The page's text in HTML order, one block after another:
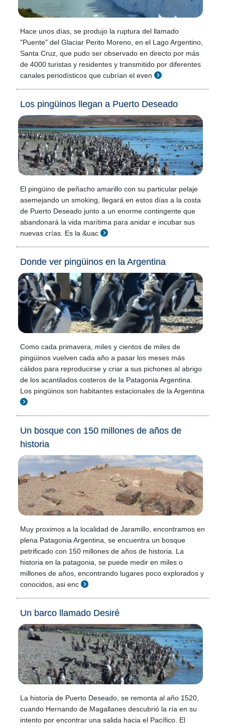
Hace unos días, se produjo la ruptura del llamado
"Puente" del Glaciar Perito Moreno, en el Lago Argentino,
Santa Cruz, que pudo ser observado en directo por más
de 4000 turistas y residentes y transmitido por diferentes
canales periodísticos que cubrían el even
Los pingüinos llegan a Puerto Deseado
El pingüino de peñacho amarillo con su particular pelaje
asemejando un smoking, llegará en estos días a la costa
de Puerto Deseado junto a un enorme contingente que
abandonará la vida marítima para anidar e incubar sus
nuevas crías. Es la &uac
Donde ver pingüinos en la Argentina
Como cada primavera, miles y cientos de miles de
pingüinos vuelven cada año a pasar los meses más
cálidos para reproducirse y criar a sus pichones al abrigo
de los acantilados costeros de la Patagonia Argentina.
Los pingüinos son habitantes estacionales de la Argentina
Un bosque con 150 millones de años de
historia
Muy proximos a la localidad de Jaramillo, encontramos en
plena Patagonia Argentina, se encuentra un bosque
petrificado con 150 millones de años de historia. La
historia en la patagonia, se puede medir en miles o
millones de años, encontrando lugares poco explorados y
conocidos, asi enc
Un barco llamado Desiré
La historia de Puerto Deseado, se remonta al año 1520,
cuando Hernando de Magallanes descubrió la ría en su
intento por encontrar una salida hacia el Pacífico. El